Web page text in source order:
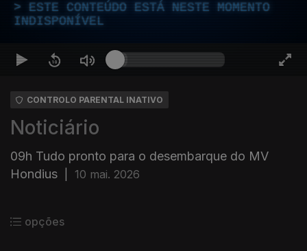
ESTE CONTEÚDO ESTÁ NESTE MOMENTO
INDISPONÍVEL
CONTROLO PARENTAL INATIVO
Noticiário
09h Tudo pronto para o desembarque do MV
Hondius
10 mai. 2026
opções